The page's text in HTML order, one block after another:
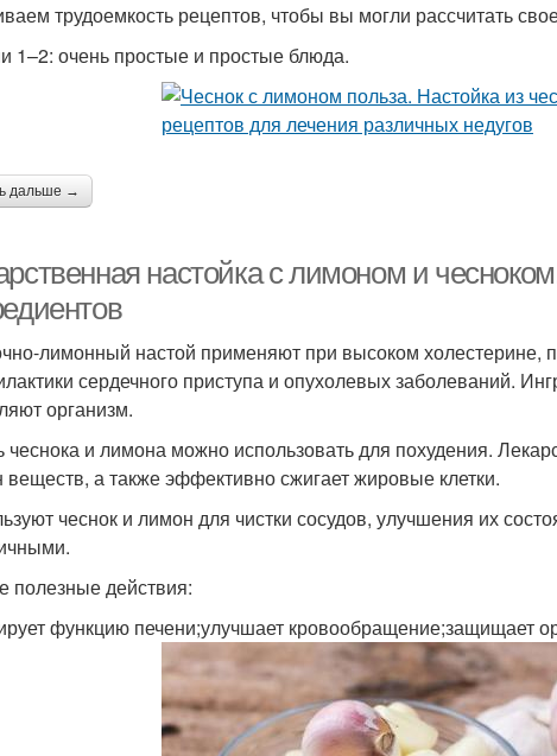
трудоемкость рецептов, чтобы вы могли рассчитать
1–2: очень простые и простые блюда.
дальше →
настойка с лимоном и
лимонный настой применяют при высоком холестерине,
сердечного приступа и опухолевых заболеваний.
организм.
и лимона можно использовать для похудения.
а также эффективно сжигает жировые клетки.
чеснок и лимон для чистки сосудов, улучшения их
полезные действия:
функцию печени;улучшает кровообращение;защищает